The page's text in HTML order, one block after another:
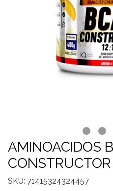
AMINOACIDOS
SKU: 71415324324457